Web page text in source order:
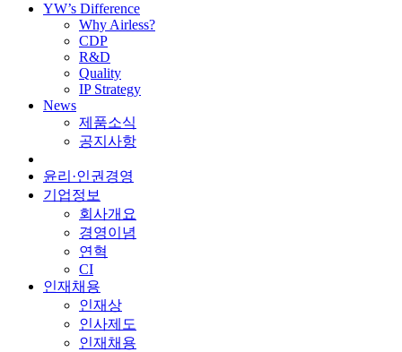
YW’s Difference
Why Airless?
CDP
R&D
Quality
IP Strategy
News
제품소식
공지사항
윤리·인권경영
기업정보
회사개요
경영이념
연혁
CI
인재채용
인재상
인사제도
인재채용